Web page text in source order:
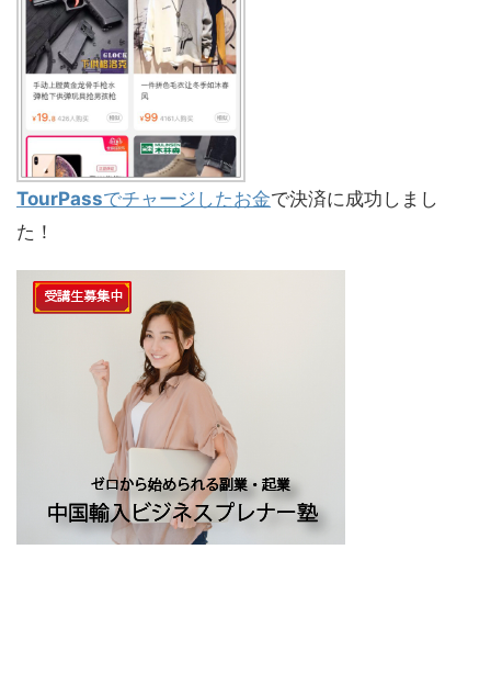
TourPassでチャージしたお金で決済に成功しまし
た！